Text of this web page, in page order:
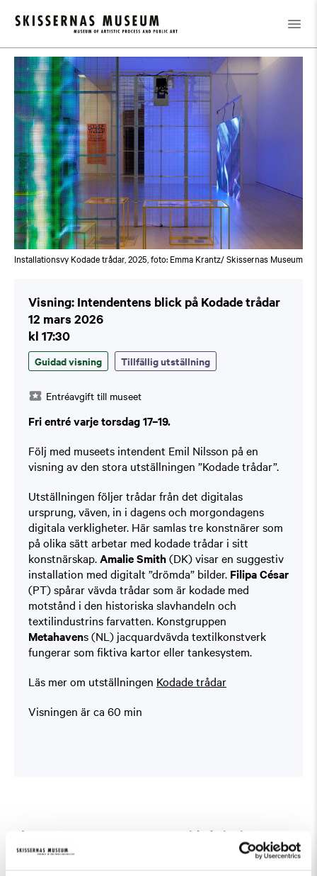
Kalender / Visning: Intendentens blick på Kodade trådar
Installationsvy Kodade trådar, 2025, foto: Emma Krantz/ Skissernas Museum
Visning: Intendentens blick på Kodade trådar
12 mars 2026
kl 17:30
Guidad visning Tillfällig utställning
Entréavgift till museet
Fri entré varje torsdag 17–19.
Följ med museets intendent Emil Nilsson på en
visning av den stora utställningen ”Kodade trådar”.
Utställningen följer trådar från det digitalas
ursprung, väven, in i dagens och morgondagens
digitala verkligheter. Här samlas tre konstnärer som
på olika sätt arbetar med kodade trådar i sitt
konstnärskap.Amalie Smith(DK) visar en suggestiv
installation med digitalt ”drömda” bilder. Filipa César
(PT) spårar vävda trådar som är kodade med
motstånd i den historiska slavhandeln och
textilindustrins farvatten. Konstgruppen
Metahavens (NL) jacquardvävda textilkonstverk
fungerar som fiktiva kartor eller tankesystem.
Läs mer om utställningen Kodade trådar
Visningen är ca 60 min
Fler evenemang som passar Guidad visning,
Tillfällig utställning